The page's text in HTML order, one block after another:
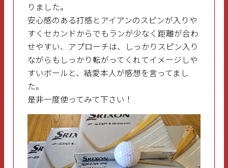
りました。
安心感のある打感とアイアンのスピンが入りや
すくセカンドからでもランが少なく距離が合わ
せやすい、アプローチは、しっかりスピン入り
ながらもしっかり転がってくれてイメージしや
すいボールと、結愛本人が感想を言ってまし
た。
是非一度使ってみて下さい！